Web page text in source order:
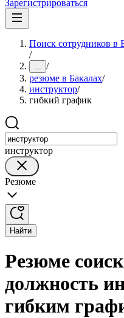
Зарегистрироваться
Поиск сотрудников в
/
... /
резюме в Бакалах/
инструктор/
гибкий график
инструктор
Резюме
Найти
Резюме
должность
гибким